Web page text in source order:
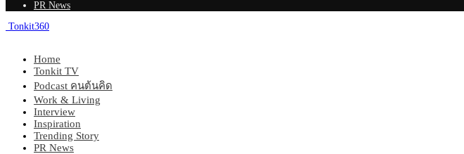
PR News
Tonkit360
Home
Tonkit TV
Podcast คนต้นคิด
Work & Living
Interview
Inspiration
Trending Story
PR News